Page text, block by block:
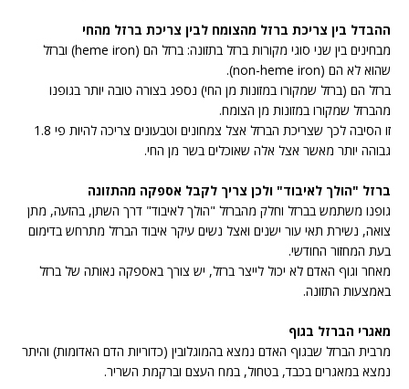
ההבדל בין צריכת ברזל מהצומח לבין צריכת ברזל מהחי
מבחינים בין שני סוגי מקורות ברזל בתזונה: ברזל הם (heme iron) וברזל
שהוא לא הם (non-heme iron).
ברזל הם (ברזל שמקורו במזונות מן החי) נספג בצורה טובה יותר בגופנו
מהברזל שמקורו במזונות מן הצומח.
זו הסיבה לכך שצריכת הברזל אצל צמחונים וטבעונים צריכה להיות פי 1.8
גבוהה יותר מאשר אצל אלה שאוכלים בשר מן החי.
ברזל "הולך לאיבוד" ולכן צריך לקבל אספקה מהתזונה
גופנו משתמש בברזל וחלק מהברזל "הולך לאיבוד" דרך השתן, בהזעה, מתן
צואה, נשירת תאי עור ישנים ואצל נשים עיקר איבוד הברזל מתרחש בדימום
בעת המחזור החודשי.
מאחר וגוף האדם לא יכול לייצר ברזל, יש צורך באספקה נאותה של ברזל
באמצעות התזונה.
מאגרי הברזל בגוף
מרבית הברזל שבגוף האדם נמצא בהמוגלובין (כדוריות הדם האדומות) והיתר
נמצא במאגרים בכבד, בטחול, במח העצם וברקמת השריר.